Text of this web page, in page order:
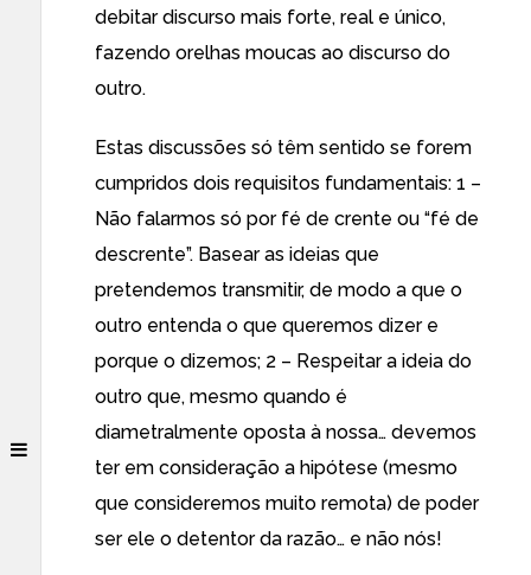
debitar discurso mais forte, real e único,
fazendo orelhas moucas ao discurso do
outro.
Estas discussões só têm sentido se forem
cumpridos dois requisitos fundamentais: 1 –
Não falarmos só por fé de crente ou “fé de
descrente”. Basear as ideias que
pretendemos transmitir, de modo a que o
outro entenda o que queremos dizer e
porque o dizemos; 2 – Respeitar a ideia do
outro que, mesmo quando é
diametralmente oposta à nossa… devemos
ter em consideração a hipótese (mesmo
que consideremos muito remota) de poder
ser ele o detentor da razão… e não nós!